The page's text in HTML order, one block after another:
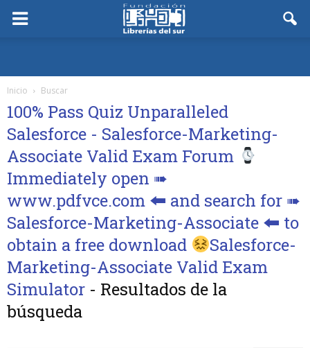
Inicio Buscar
100% Pass Quiz Unparalleled
Salesforce - Salesforce-Marketing-
Associate Valid Exam Forum
Immediately open ➠
www.pdfvce.com 🠰 and search for ➠
Salesforce-Marketing-Associate 🠰 to
obtain a free download
Salesforce-
Marketing-Associate Valid Exam
Simulator - Resultados de la
búsqueda